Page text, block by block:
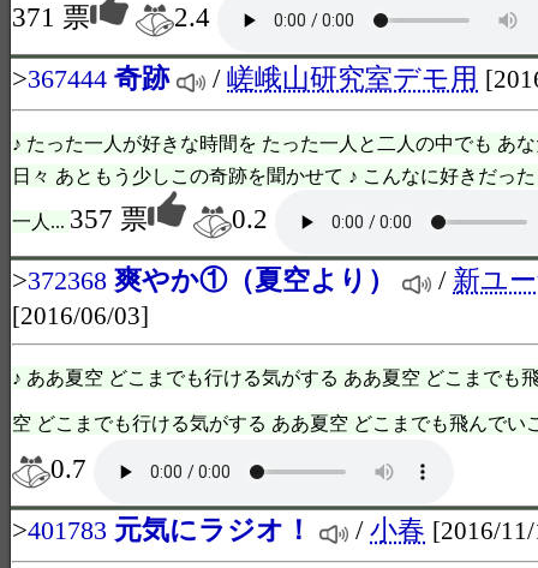
371 票
2.4
>367444 奇跡 /嵯峨山研究室デモ用
♪ たった一人が好きな時間を たった一人と二人の中でも あ
日々 あともう少しこの奇跡を聞かせて ♪ こんなに好きだっ
一人... 357 票
0.2
>372368 爽やか①（夏空より） / 新ユ
[2016/06/03]
♪ ああ夏空 どこまでも行ける気がする ああ夏空 どこまでも
空 どこまでも行ける気がする ああ夏空 どこまでも飛んでい
0.7
>401783 元気にラジオ！ /小春 [2016/